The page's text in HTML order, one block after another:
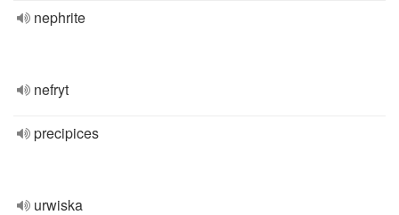
nephrite
nefryt
precipices
urwiska